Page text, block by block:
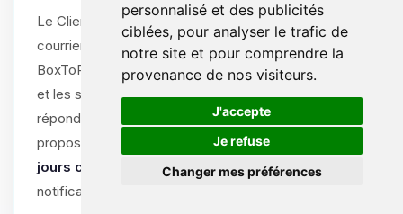
personnalisé et des publicités
ciblées, pour analyser le trafic de
notre site et pour comprendre la
provenance de nos visiteurs.
J'accepte
Je refuse
Changer mes préférences
Le Client doit notifier le litige par écrit (e-mail ou
courrier recommandé) au support de
BoxToPlay.com, en décrivant la nature du différend
et les solutions souhaitées. ByteLogic s’engage à
répondre dans un délai de
15 jours ouvrables
proposer une solution amiable dans un délai de
jours calendaires
à compter de la réception de la
notification.
🍪